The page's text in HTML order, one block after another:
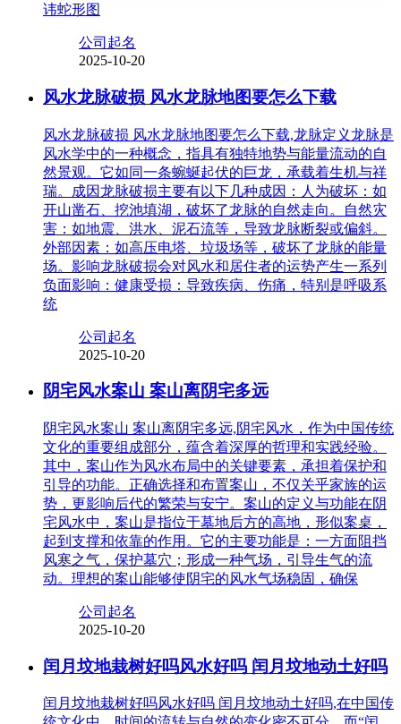
讳蛇形图
公司起名
2025-10-20
风水龙脉破损 风水龙脉地图要怎么下载
风水龙脉破损 风水龙脉地图要怎么下载,龙脉定义龙脉是
风水学中的一种概念，指具有独特地势与能量流动的自
然景观。它如同一条蜿蜒起伏的巨龙，承载着生机与祥
瑞。成因龙脉破损主要有以下几种成因：人为破坏：如
开山凿石、挖池填湖，破坏了龙脉的自然走向。自然灾
害：如地震、洪水、泥石流等，导致龙脉断裂或偏斜。
外部因素：如高压电塔、垃圾场等，破坏了龙脉的能量
场。影响龙脉破损会对风水和居住者的运势产生一系列
负面影响：健康受损：导致疾病、伤痛，特别是呼吸系
统
公司起名
2025-10-20
阴宅风水案山 案山离阴宅多远
阴宅风水案山 案山离阴宅多远,阴宅风水，作为中国传统
文化的重要组成部分，蕴含着深厚的哲理和实践经验。
其中，案山作为风水布局中的关键要素，承担着保护和
引导的功能。正确选择和布置案山，不仅关乎家族的运
势，更影响后代的繁荣与安宁。案山的定义与功能在阴
宅风水中，案山是指位于墓地后方的高地，形似案桌，
起到支撑和依靠的作用。它的主要功能是：一方面阻挡
风寒之气，保护墓穴；形成一种气场，引导生气的流
动。理想的案山能够使阴宅的风水气场稳固，确保
公司起名
2025-10-20
闰月坟地栽树好吗风水好吗 闰月坟地动土好吗
闰月坟地栽树好吗风水好吗 闰月坟地动土好吗,在中国传